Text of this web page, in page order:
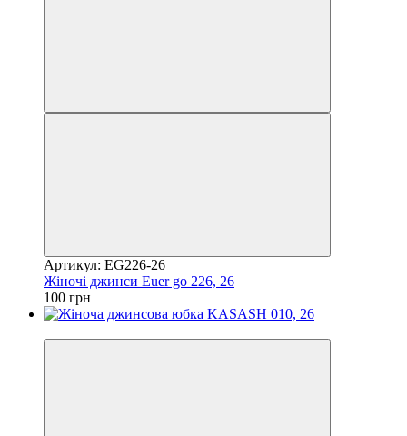
Артикул: EG226-26
Жіночі джинси Euer go 226, 26
100 грн